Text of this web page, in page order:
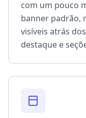
com um pouco
banner padrão,
visíveis atrás
destaque e